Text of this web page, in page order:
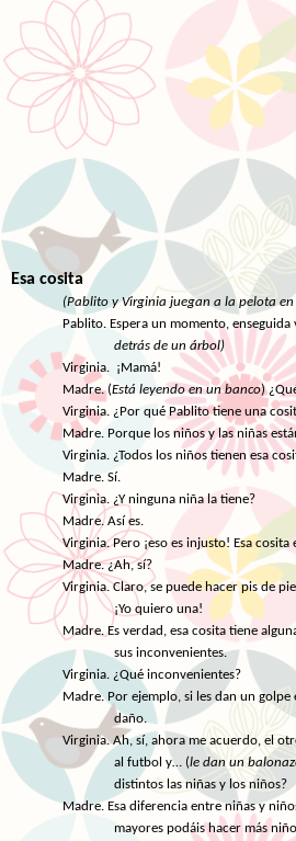
Esa cosita
(Pablito y Virginia juegan a la pelota
Pablito. Espera un momento, enseguida
detrás de un árbol)
Virginia. ¡Mamá!
Madre. (Está leyendo en un banco)
Virginia. ¿Por qué Pablito tiene una
Madre. Porque los niños y las niñas
Virginia. ¿Todos los niños tienen esa
Madre. Sí.
Virginia. ¿Y ninguna niña la tiene?
Madre. Así es.
Virginia. Pero ¡eso es injusto! Esa
Madre. ¿Ah, sí?
Virginia. Claro, se puede hacer pis de
¡Yo quiero una!
Madre. Es verdad, esa cosita tiene
sus inconvenientes.
Virginia. ¿Qué inconvenientes?
Madre. Por ejemplo, si les dan un golpe
daño.
Virginia. Ah, sí, ahora me acuerdo, el
al futbol y… (le dan un
distintos las niñas y los niños?
Madre. Esa diferencia entre niñas y
mayores podáis hacer más